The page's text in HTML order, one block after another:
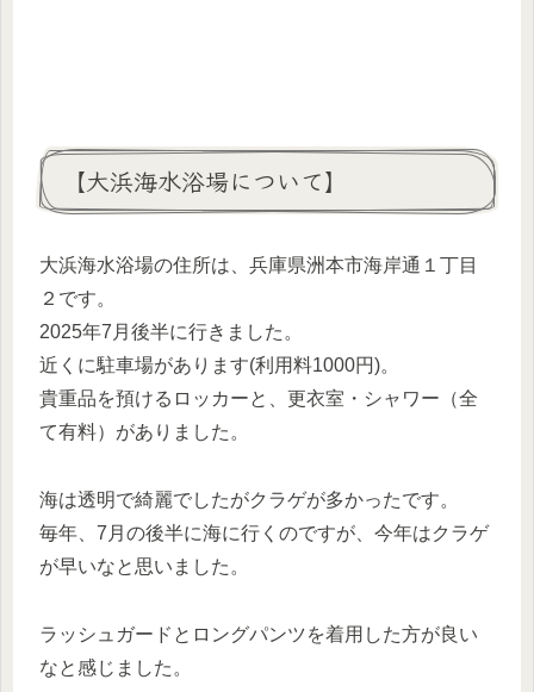
【大浜海水浴場について】
大浜海水浴場の住所は、兵庫県洲本市海岸通１丁目
２です。
2025年7月後半に行きました。
近くに駐車場があります(利用料1000円)。
貴重品を預けるロッカーと、更衣室・シャワー（全
て有料）がありました。
海は透明で綺麗でしたがクラゲが多かったです。
毎年、7月の後半に海に行くのですが、今年はクラゲ
が早いなと思いました。
ラッシュガードとロングパンツを着用した方が良い
なと感じました。